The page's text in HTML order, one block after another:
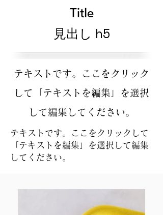
Title
見出し h5
テキストです。ここをクリック
して「テキストを編集」を選択
して編集してください。
テキストです。ここをクリックして
「テキストを編集」を選択して編集
してください。